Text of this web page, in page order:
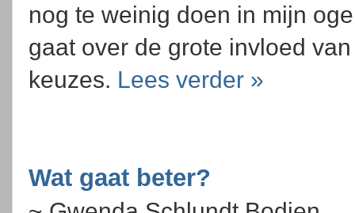
nog te weinig doen in mijn
gaat over de grote invloed
keuzes. Lees verder »
Wat gaat beter?